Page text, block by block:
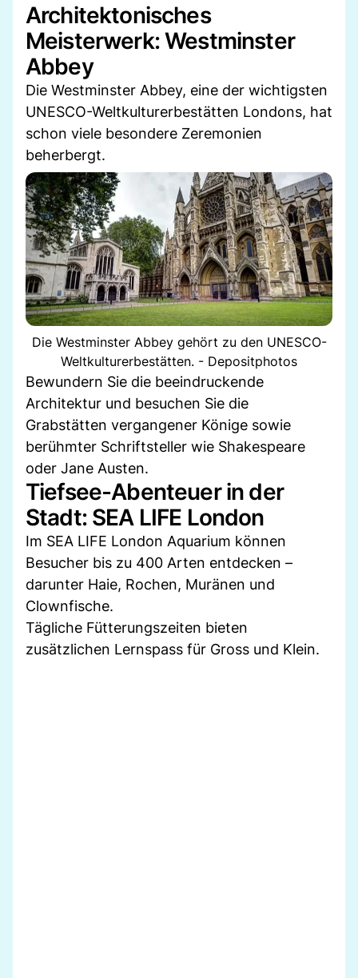
Architektonisches
Meisterwerk: Westminster
Abbey
Die Westminster Abbey, eine der wichtigsten
UNESCO-Weltkulturerbestätten Londons, hat
schon viele besondere Zeremonien
beherbergt.
Die Westminster Abbey gehört zu den UNESCO-
Weltkulturerbestätten. - Depositphotos
Bewundern Sie die beeindruckende
Architektur und besuchen Sie die
Grabstätten vergangener Könige sowie
berühmter Schriftsteller wie Shakespeare
oder Jane Austen.
Tiefsee-Abenteuer in der
Stadt: SEA LIFE London
Im SEA LIFE London Aquarium können
Besucher bis zu 400 Arten entdecken –
darunter Haie, Rochen, Muränen und
Clownfische.
Tägliche Fütterungszeiten bieten
zusätzlichen Lernspass für Gross und Klein.